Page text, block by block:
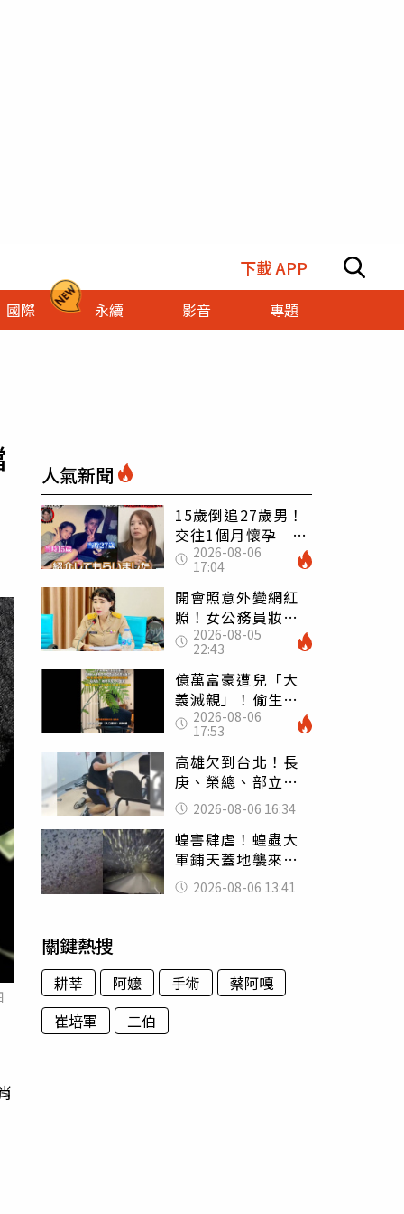
下載 APP
國際 永續 影音 專題
人氣新聞
15歲倒追27歲男！
交往1個月懷孕 36
歲當阿嬤故事曝光
2026-08-06
17:04
開會照意外變網紅
照！女公務員妝容
掀2千則留言 本人
怒嗆：化妝有錯嗎
2026-08-05
22:43
億萬富豪遭兒「大
義滅親」！偷生子
怕曝光 竟盜鄰居
身份辦假證落戶
2026-08-06
17:53
高雄欠到台北！長
庚、榮總、部立醫
院都受害 「醫療
暴力男」離譜紀錄
曝光
2026-08-06 16:34
蝗害肆虐！蝗蟲大
軍鋪天蓋地襲來宛
如末日 網驚：聖
經十災
2026-08-06 13:41
關鍵熱搜
耕莘 阿嬤 手術
蔡阿嘎
崔培軍
二伯